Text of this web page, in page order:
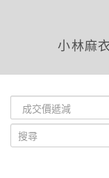
小林麻